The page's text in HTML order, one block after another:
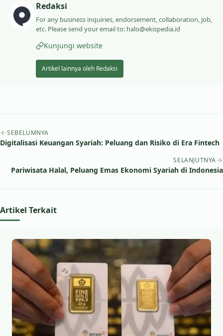
Redaksi
For any business inquiries, endorsement, collaboration, job,
etc. Please send your email to: halo@ekispedia.id
Kunjungi website
Artikel lainnya oleh Redaksi
Navigasi artikel
SEBELUMNYA
Digitalisasi Keuangan Syariah: Peluang dan Risiko di Era Fintech
SELANJUTNYA
Pariwisata Halal, Peluang Emas Ekonomi Syariah di Indonesia
Artikel Terkait